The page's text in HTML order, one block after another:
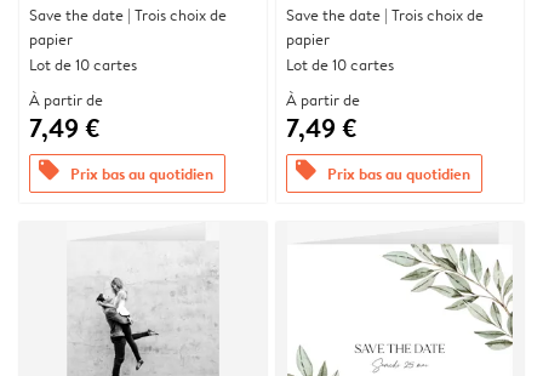
Save the date | Trois choix de
papier
Lot de 10 cartes
À partir de
7,49 €
offers Prix bas au quotidien
Save the date | Trois choix de
papier
Lot de 10 cartes
À partir de
7,49 €
offers Prix bas au quotidien